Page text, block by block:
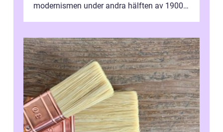
modernismen under andra hälften av 1900-